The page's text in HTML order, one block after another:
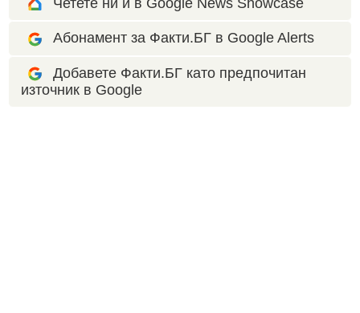
Четете ни и в Google News Showcase
Абонамент за Факти.БГ в Google Alerts
Добавете Факти.БГ като предпочитан
източник в Google